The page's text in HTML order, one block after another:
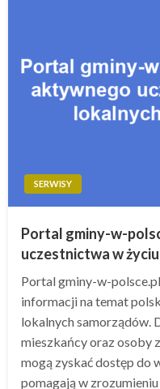
SERWISY
Portal gminy-w-
uczestnictwa w
Portal gminy-w-
informacji na temat
lokalnych samorządów.
mieszkańcy oraz osoby
mogą zyskać dostęp do
pomagają w